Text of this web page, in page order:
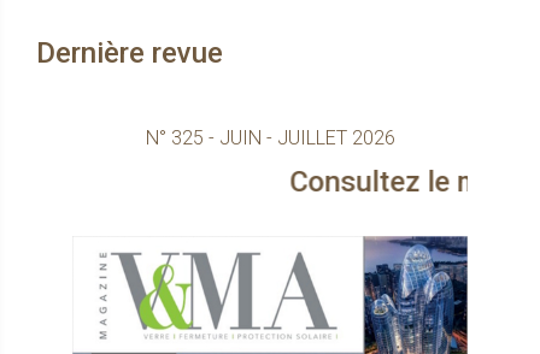
Dernière revue
N° 325 - JUIN - JUILLET 2026
Consultez le magazine